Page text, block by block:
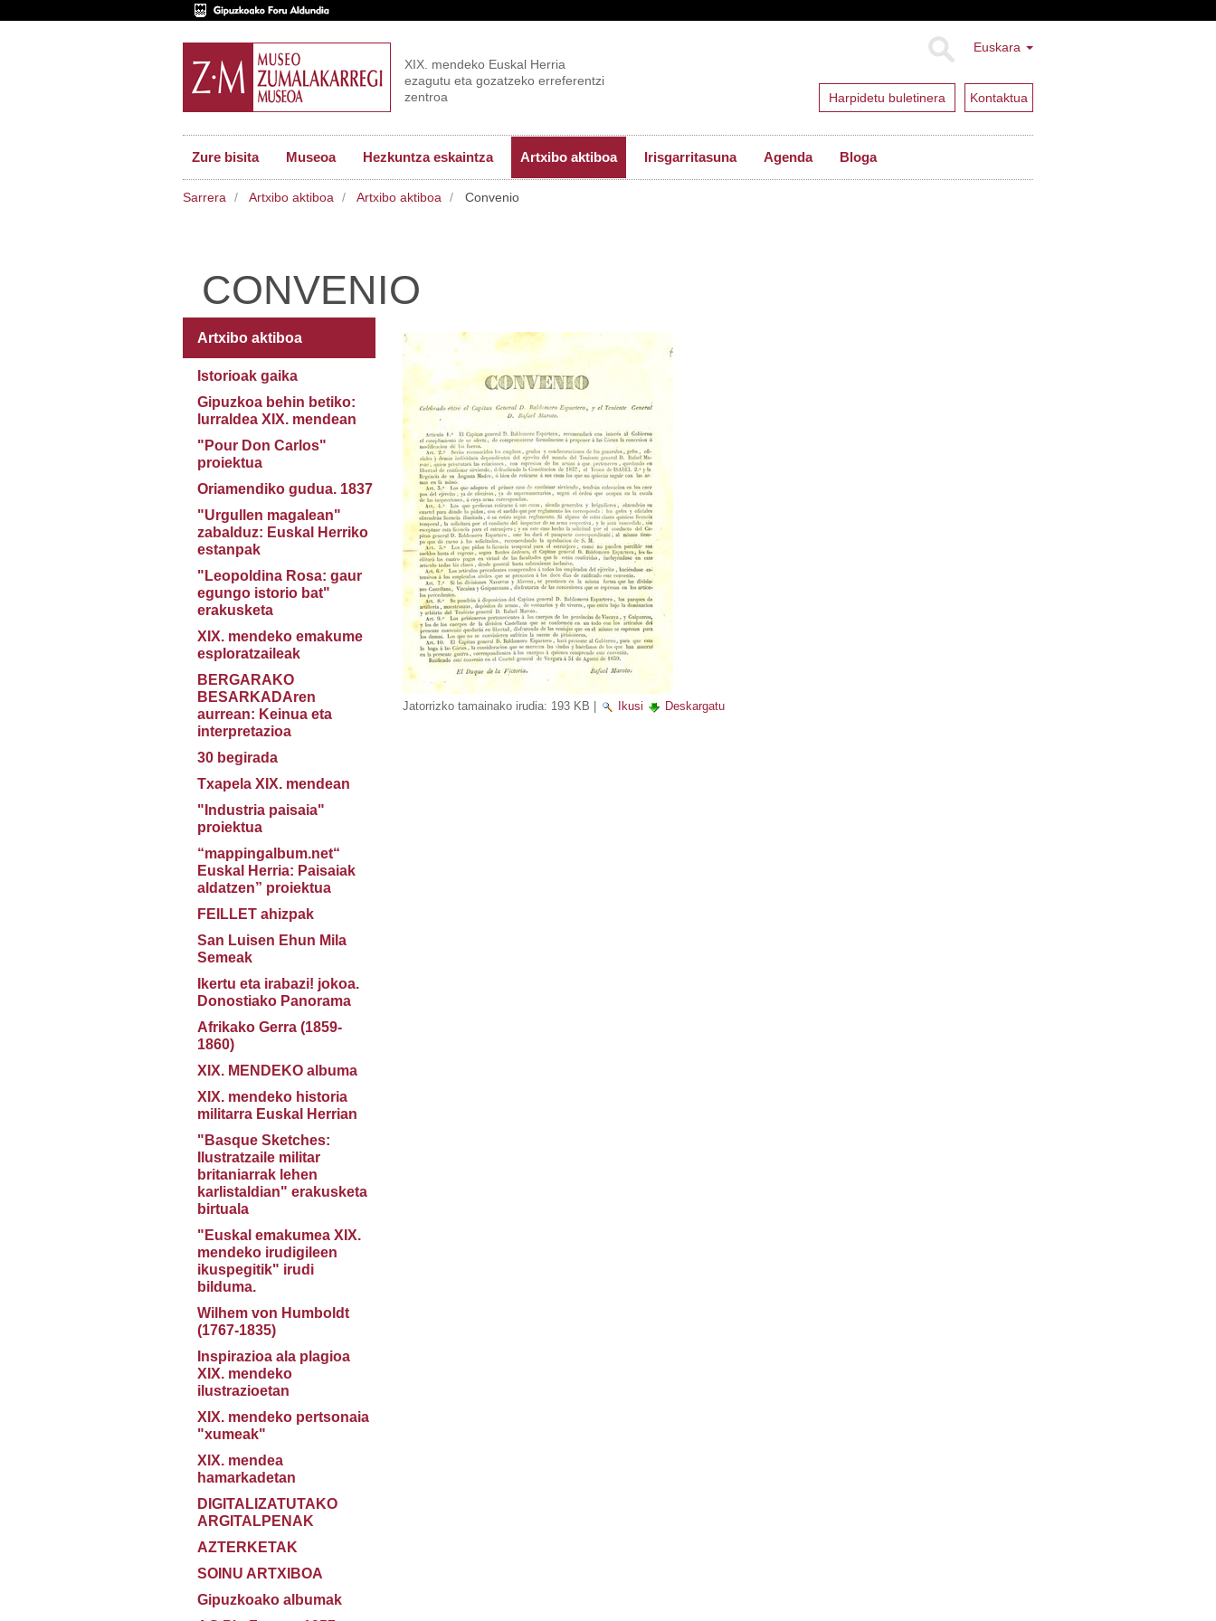
Euskara
Harpidetu buletinera Kontaktua
XIX. mendeko Euskal Herria
ezagutu eta gozatzeko erreferentzi
zentroa
Zure bisita Museoa Hezkuntza eskaintza Artxibo aktiboa Irisgarritasuna Agenda Bloga
Sarrera Artxibo aktiboa Artxibo aktiboa Convenio
CONVENIO
Jatorrizko tamainako irudia: 193 KB Ikusi Deskargatu
Artxibo aktiboa
Istorioak gaika
Gipuzkoa behin betiko:
lurraldea XIX. mendean
"Pour Don Carlos"
proiektua
Oriamendiko gudua. 1837
"Urgullen magalean"
zabalduz: Euskal Herriko
estanpak
"Leopoldina Rosa: gaur
egungo istorio bat"
erakusketa
XIX. mendeko emakume
esploratzaileak
BERGARAKO
BESARKADAren
aurrean: Keinua eta
interpretazioa
30 begirada
Txapela XIX. mendean
"Industria paisaia"
proiektua
“mappingalbum.net“
Euskal Herria: Paisaiak
aldatzen” proiektua
FEILLET ahizpak
San Luisen Ehun Mila
Semeak
Ikertu eta irabazi! jokoa.
Donostiako Panorama
Afrikako Gerra (1859-
1860)
XIX. MENDEKO albuma
XIX. mendeko historia
militarra Euskal Herrian
"Basque Sketches:
Ilustratzaile militar
britaniarrak lehen
karlistaldian" erakusketa
birtuala
"Euskal emakumea XIX.
mendeko irudigileen
ikuspegitik" irudi
bilduma.
Wilhem von Humboldt
(1767-1835)
Inspirazioa ala plagioa
XIX. mendeko
ilustrazioetan
XIX. mendeko pertsonaia
"xumeak"
XIX. mendea
hamarkadetan
DIGITALIZATUTAKO
ARGITALPENAK
AZTERKETAK
SOINU ARTXIBOA
Gipuzkoako albumak